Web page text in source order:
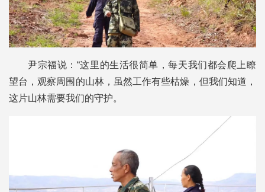
尹宗福说：“这里的生活很简单，每天我们都会爬上瞭
望台，观察周围的山林，虽然工作有些枯燥，但我们知道，
这片山林需要我们的守护。